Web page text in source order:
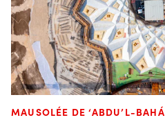
MAUSOLÉE DE ‘ABDU’L-BAHÁ